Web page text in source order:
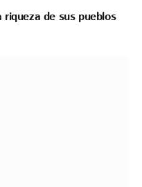
de sus pueblos